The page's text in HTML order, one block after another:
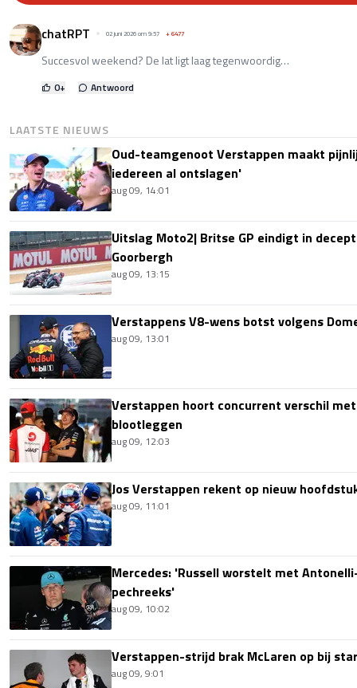
chatRPT 02 juni 2026 om 9:57 +6477
Succesvol weekend? De lat ligt laag tegenwoordig…
0+ Antwoord
LAATSTE NIEUWS
Oud-teamgenoot Verstappen maakt
iedereen al ontslagen'
aug 09, 14:01
Uitslag Moto2| Britse GP eindigt in
Goorbergh
aug 09, 13:15
Verstappens V8-wens botst volgens
aug 09, 13:01
Verstappen hoort concurrent verschil
blootleggen
aug 09, 12:03
Jos Verstappen rekent op nieuw
aug 09, 11:01
Mercedes: 'Russell worstelt met
pechreeks'
aug 09, 10:02
Verstappen-strijd brak McLaren op bij
aug 09, 9:01